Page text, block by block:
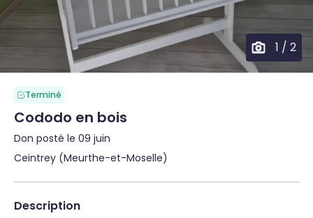
1 / 2
Terminé
Cododo en bois
Don posté le 09 juin
Ceintrey (Meurthe-et-Moselle)
Description